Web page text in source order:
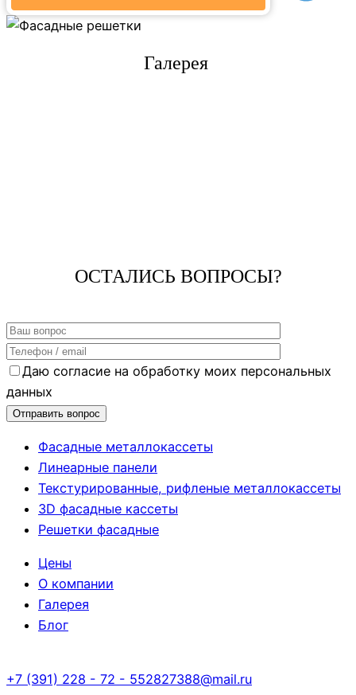
Галерея
ОСТАЛИСЬ ВОПРОСЫ?
Даю согласие на обработку моих персональных
данных
Фасадные металлокассеты
Линеарные панели
Текстурированные, рифленые металлокассеты
3D фасадные кассеты
Решетки фасадные
Цены
О компании
Галерея
Блог
+7 (391) 228 - 72 - 552827388@mail.ru